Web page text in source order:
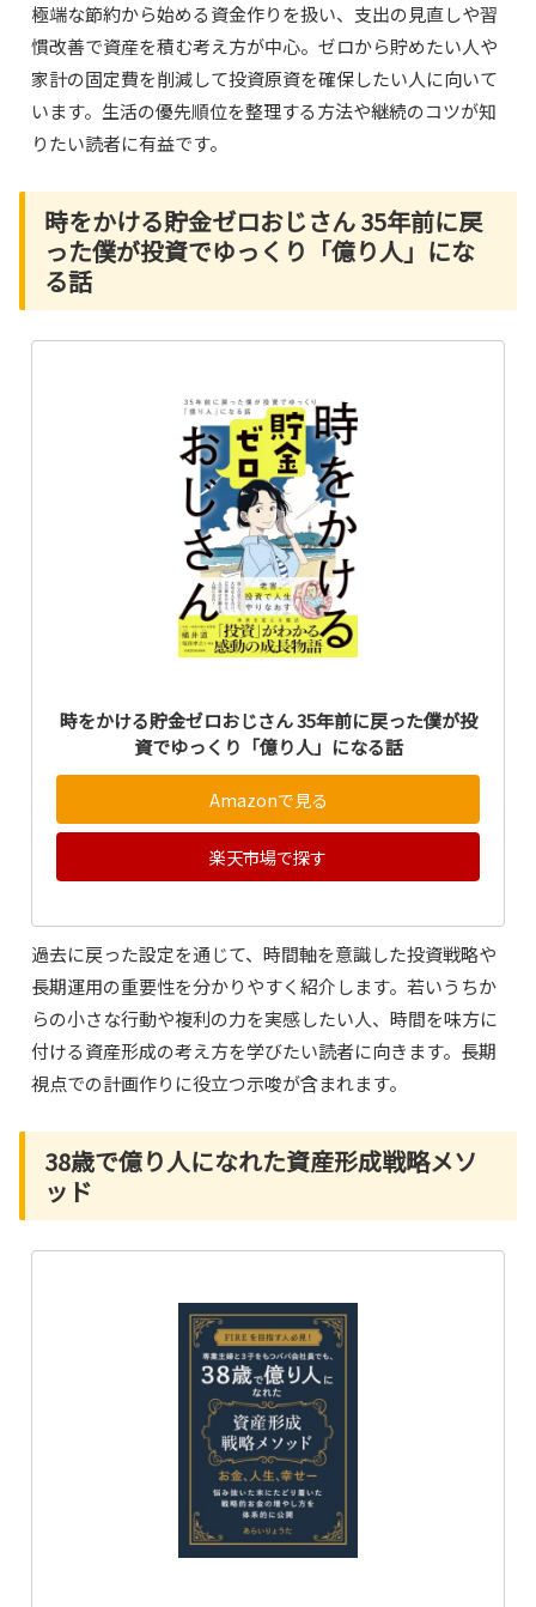
極端な節約から始める資金作りを扱い、支出の見直しや習
慣改善で資産を積む考え方が中心。ゼロから貯めたい人や
家計の固定費を削減して投資原資を確保したい人に向いて
います。生活の優先順位を整理する方法や継続のコツが知
りたい読者に有益です。
時をかける貯金ゼロおじさん 35年前に戻
った僕が投資でゆっくり「億り人」にな
る話
時をかける貯金ゼロおじさん 35年前に戻った僕が投
資でゆっくり「億り人」になる話
Amazonで見る
楽天市場で探す
過去に戻った設定を通じて、時間軸を意識した投資戦略や
長期運用の重要性を分かりやすく紹介します。若いうちか
らの小さな行動や複利の力を実感したい人、時間を味方に
付ける資産形成の考え方を学びたい読者に向きます。長期
視点での計画作りに役立つ示唆が含まれます。
38歳で億り人になれた資産形成戦略メソ
ッド